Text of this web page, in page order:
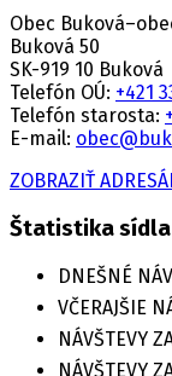
Obec
Buková 50
SK-919 10 Buková
Telefón OÚ: +421
Telefón starosta:
E-mail:
ZOBRAZIŤ
Štatistika sídla
DNEŠNÉ
VČERAJŠIE
NÁVŠTEVY
NÁVŠTEVY